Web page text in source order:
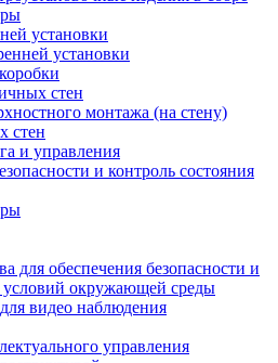
установки
установки
стен
монтажа (на стену)
стен
и управления
и контроль состояния
для обеспечения безопасности и
условий окружающей среды
видео наблюдения
управления